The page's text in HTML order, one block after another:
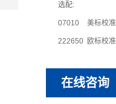
选配:
07010 美标校
222650 欧标校
在线咨询